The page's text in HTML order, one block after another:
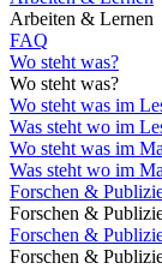
Arbeiten & Lernen
FAQ
Wo steht was?
Wo steht was?
Wo steht was im
Was steht wo im
Wo steht was im
Was steht wo im
Forschen &
Forschen &
Forschen &
Forschen &